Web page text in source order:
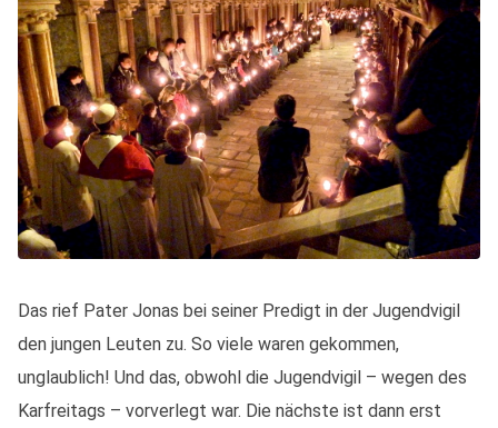
Das rief Pater Jonas bei seiner Predigt in der Jugendvigil
den jungen Leuten zu. So viele waren gekommen,
unglaublich! Und das, obwohl die Jugendvigil – wegen des
Karfreitags – vorverlegt war. Die nächste ist dann erst